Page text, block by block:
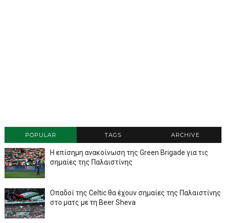
POPULAR TAGS ARCHIVE
Η επίσημη ανακοίνωση της Green Brigade για τις
σημαίες της Παλαιστίνης
Οπαδοί της Celtic θα έχουν σημαίες της Παλαιστίνης
στο ματς με τη Beer Sheva